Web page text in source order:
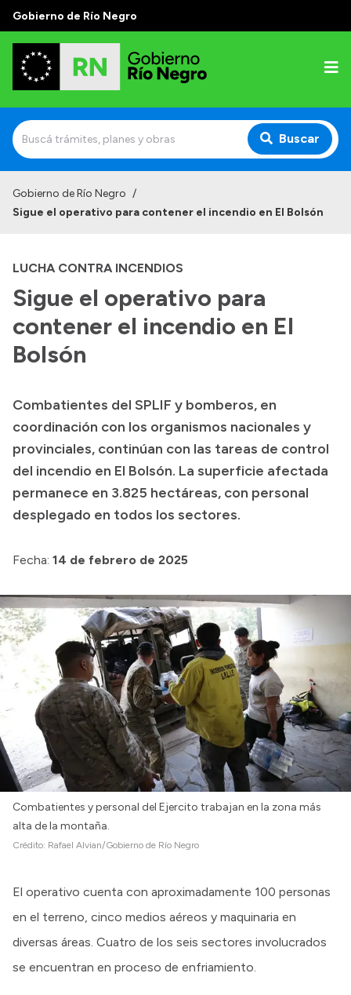
Gobierno de Río Negro
Buscar
Discursos en la Legislatura
Casa de Gobierno
Historia
Geografía
Transparencia
Presupuesto
Compras y licitaciones
Consulta de expedientes
Consulta de pago a proveedores
Convocatorias
Intranet
Login
Gobierno de Río Negro /
Sigue el operativo para contener el incendio en El Bolsón
LUCHA CONTRA INCENDIOS
Sigue el operativo para
contener el incendio en El
Bolsón
Combatientes del SPLIF y bomberos, en
coordinación con los organismos nacionales y
provinciales, continúan con las tareas de control
del incendio en El Bolsón. La superficie afectada
permanece en 3.825 hectáreas, con personal
desplegado en todos los sectores.
Fecha: 14 de febrero de 2025
Combatientes y personal del Ejercito trabajan en la zona más
alta de la montaña.
Crédito: Rafael Alvian/Gobierno de Río Negro
El operativo cuenta con aproximadamente 100 personas
en el terreno, cinco medios aéreos y maquinaria en
diversas áreas. Cuatro de los seis sectores involucrados
se encuentran en proceso de enfriamiento.